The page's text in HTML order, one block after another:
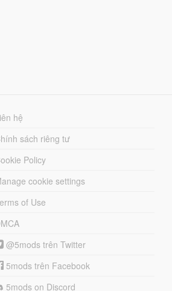
hệ
sách riêng tư
Policy
cookie settings
of Use
@5mods trên Twitter
5mods trên Facebook
5mods on Discord